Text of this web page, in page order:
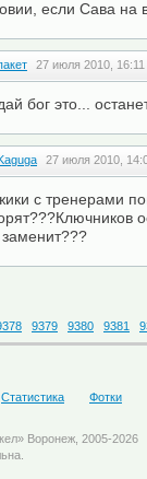
если Сава на
27 июля 2010, 16:11
бог это...
27 июля 2010,
с тренерами
заменит???
9379 9380 9381
Статистика Фотки
Воронеж, 2005-2026